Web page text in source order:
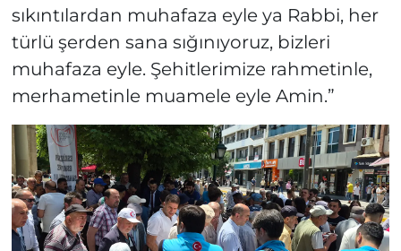
sıkıntılardan muhafaza eyle ya Rabbi, her
türlü şerden sana sığınıyoruz, bizleri
muhafaza eyle. Şehitlerimize rahmetinle,
merhametinle muamele eyle Amin.”